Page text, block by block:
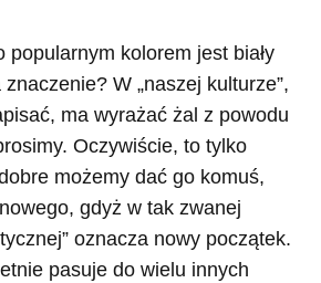
popularnym kolorem jest biały
W „naszej kulturze”,
ma wyrażać żal z powodu
Oczywiście, to tylko
możemy dać go komuś,
gdyż w tak zwanej
oznacza nowy początek.
pasuje do wielu innych